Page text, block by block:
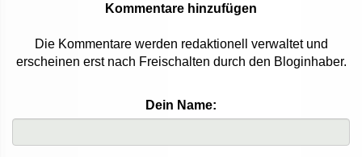
Kommentare hinzufügen
Die Kommentare werden redaktionell verwaltet und
erscheinen erst nach Freischalten durch den Bloginhaber.
Dein Name: